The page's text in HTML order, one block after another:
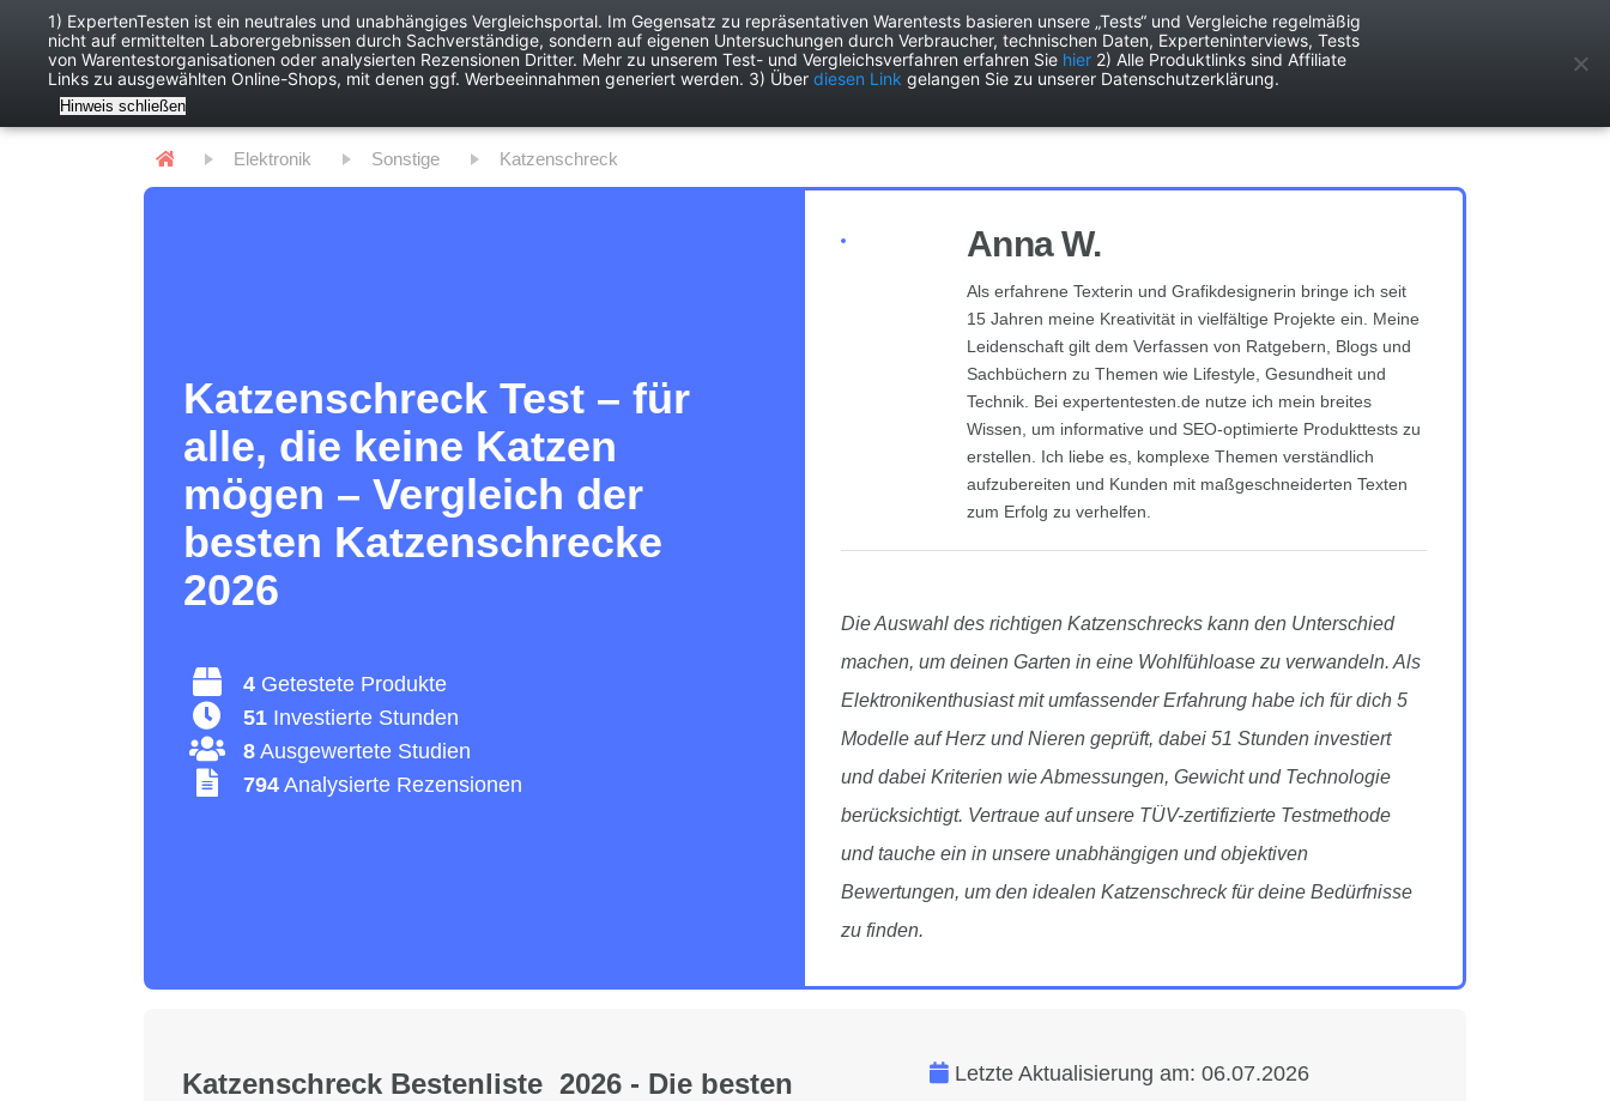
Baby Digitales Drogerie Elektronik Freizeit Garten Haushalt Heimwerken Services
Elektronik Sonstige Katzenschreck
Katzenschreck Test – für
alle, die keine Katzen
mögen – Vergleich der
besten Katzenschrecke
2026
4 Getestete Produkte
51 Investierte Stunden
8 Ausgewertete Studien
794 Analysierte Rezensionen
Anna W.
Als erfahrene Texterin und Grafikdesignerin bringe ich seit
15 Jahren meine Kreativität in vielfältige Projekte ein. Meine
Leidenschaft gilt dem Verfassen von Ratgebern, Blogs und
Sachbüchern zu Themen wie Lifestyle, Gesundheit und
Technik. Bei expertentesten.de nutze ich mein breites
Wissen, um informative und SEO-optimierte Produkttests zu
erstellen. Ich liebe es, komplexe Themen verständlich
aufzubereiten und Kunden mit maßgeschneiderten Texten
zum Erfolg zu verhelfen.
Die Auswahl des richtigen Katzenschrecks kann den Unterschied
machen, um deinen Garten in eine Wohlfühloase zu verwandeln. Als
Elektronikenthusiast mit umfassender Erfahrung habe ich für dich 5
Modelle auf Herz und Nieren geprüft, dabei 51 Stunden investiert
und dabei Kriterien wie Abmessungen, Gewicht und Technologie
berücksichtigt. Vertraue auf unsere TÜV-zertifizierte Testmethode
und tauche ein in unsere unabhängigen und objektiven
Bewertungen, um den idealen Katzenschreck für deine Bedürfnisse
zu finden.
Katzenschreck Bestenliste 2026 - Die besten
Letzte Aktualisierung am:06.07.2026
1) ExpertenTesten ist ein neutrales und unabhängiges Vergleichsportal. Im Gegensatz zu repräsentativen Warentests basieren unsere „Tests“ und Vergleiche regelmäßig
nicht auf ermittelten Laborergebnissen durch Sachverständige, sondern auf eigenen Untersuchungen durch Verbraucher, technischen Daten, Experteninterviews, Tests
von Warentestorganisationen oder analysierten Rezensionen Dritter. Mehr zu unserem Test- und Vergleichsverfahren erfahren Sie hier 2) Alle Produktlinks sind Affiliate
Links zu ausgewählten Online-Shops, mit denen ggf. Werbeeinnahmen generiert werden. 3) Überdiesen Link gelangen Sie zu unserer Datenschutzerklärung.
Hinweis schließen